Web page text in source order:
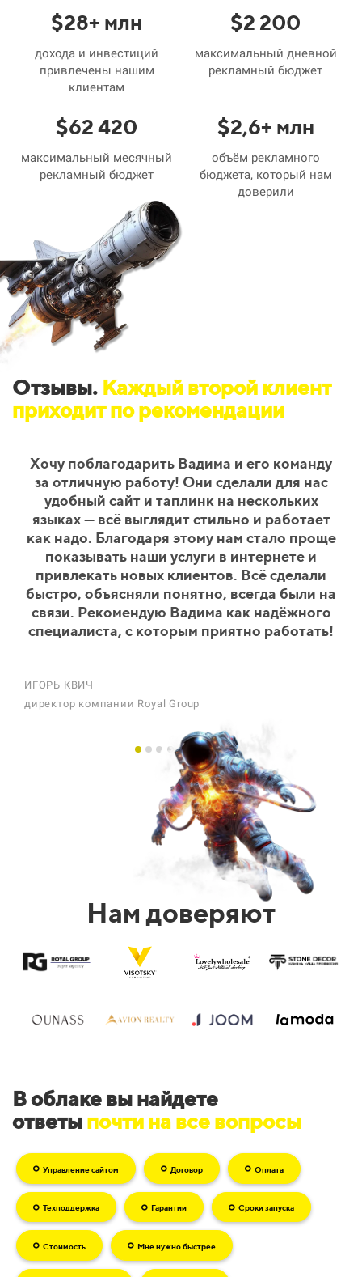
$28+ млн
дохода и инвестиций
привлечены нашим
клиентам
$2 200
максимальный дневной
рекламный бюджет
$62420
максимальный месячный
рекламный бюджет
$2,6+ млн
объём рекламного
бюджета, который нам
доверили
Отзывы. Каждый второй клиент
приходит по рекомендации
Хочу поблагодарить Вадима и его команду
за отличную работу! Они сделали для нас
удобный сайт и таплинк на нескольких
языках — всё выглядит стильно и работает
как надо. Благодаря этому нам стало проще
показывать наши услуги в интернете и
привлекать новых клиентов. Всё сделали
быстро, объясняли понятно, всегда были на
связи. Рекомендую Вадима как надёжного
специалиста, с которым приятно работать!
ИГОРЬ КВИЧ
директор компании Royal Group
Нам доверяют
В облаке вы найдете
ответыпочти на все вопросы
Управление сайтом Договор Оплата
Техподдержка Гарантии Сроки запуска
Стоимость Мне нужно быстрее